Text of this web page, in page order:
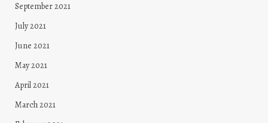
September 2021
July 2021
June 2021
May 2021
April 2021
March 2021